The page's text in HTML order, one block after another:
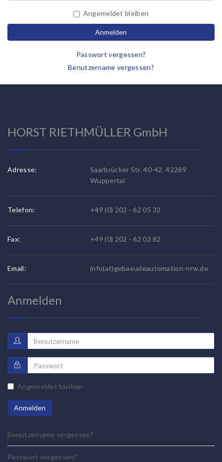
Angemeldet bleiben
Anmelden
Passwort vergessen?
Benutzername vergessen?
HORST RIETHMÜLLER GmbH
Adresse:
Saarbrücker Str. 40-42, 42289
Wuppertal
Telefon: +49 (0) 202 - 62 05 32
Fax: +49 (0) 202 - 62 03 82
Email: info(at)gebaeudeautomation-nrw.de
Anmelden
Angemeldet bleiben
Anmelden
Benutzername vergessen?
Passwort vergessen?